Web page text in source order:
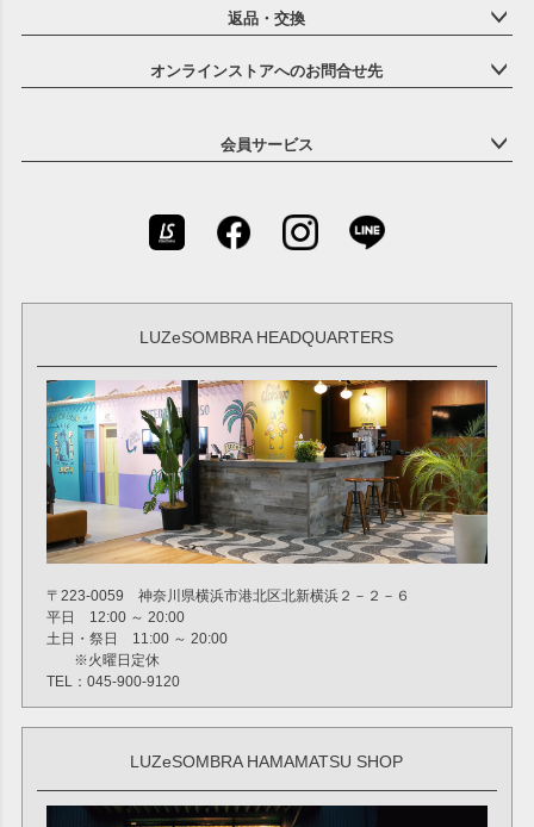
返品・交換
オンラインストアへのお問合せ先
会員サービス
LUZeSOMBRA HEADQUARTERS
〒223-0059 神奈川県横浜市港北区北新横浜２－２－６
平日 12:00 ～ 20:00
土日・祭日 11:00 ～ 20:00
※火曜日定休
TEL：045-900-9120
LUZeSOMBRA HAMAMATSU SHOP